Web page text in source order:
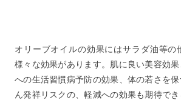
オリーブオイルの効果にはサラダ油等の
様々な効果があります。肌に良い美容効
への生活習慣病予防の効果、体の若さを
ん発祥リスクの、軽減への効果も期待で